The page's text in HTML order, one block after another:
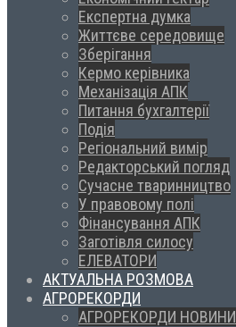
Експертна думка
Життєве середовище
Зберігання
Кермо керівника
Механізація АПК
Питання бухгалтерії
Подія
Регіональний вимір
Редакторський погляд
Сучасне тваринництво
У правовому полі
Фінансування АПК
Заготівля силосу
ЕЛЕВАТОРИ
АКТУАЛЬНА РОЗМОВА
АГРОРЕКОРДИ
АГРОРЕКОРДИ НОВИНИ